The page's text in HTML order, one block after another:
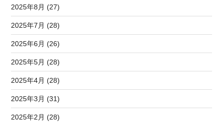
2025年8月 (27)
2025年7月 (28)
2025年6月 (26)
2025年5月 (28)
2025年4月 (28)
2025年3月 (31)
2025年2月 (28)